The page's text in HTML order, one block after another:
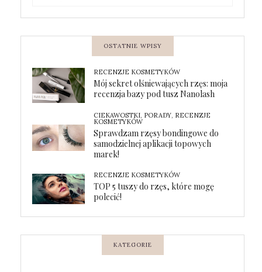
OSTATNIE WPISY
RECENZJE KOSMETYKÓW
Mój sekret olśniewających rzęs: moja
recenzja bazy pod tusz Nanolash
CIEKAWOSTKI, PORADY, RECENZJE
KOSMETYKÓW
Sprawdzam rzęsy bondingowe do
samodzielnej aplikacji topowych
marek!
RECENZJE KOSMETYKÓW
TOP 5 tuszy do rzęs, które mogę
polecić!
KATEGORIE